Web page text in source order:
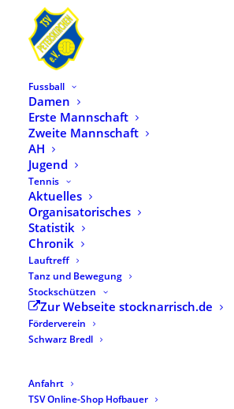
Fussball
Damen
Erste Mannschaft
Zweite Mannschaft
AH
Jugend
Tennis
Aktuelles
Organisatorisches
Statistik
Chronik
Lauftreff
Tanz und Bewegung
Stockschützen
Zur Webseite stocknarrisch.de
Förderverein
Schwarz Bredl
Anfahrt
TSV Online-Shop Hofbauer
Month: Juli